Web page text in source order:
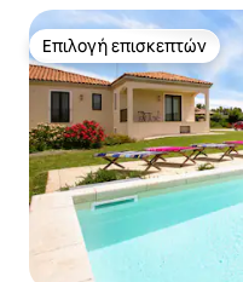
Επιλογή επισκεπτών
Επιλογή επισκεπτών